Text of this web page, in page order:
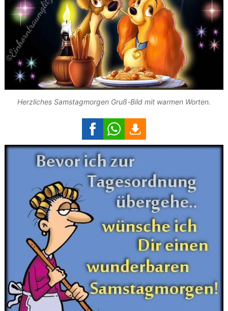
Herzliches Samstagmorgen Gruß-Bild mit warmen Worten.